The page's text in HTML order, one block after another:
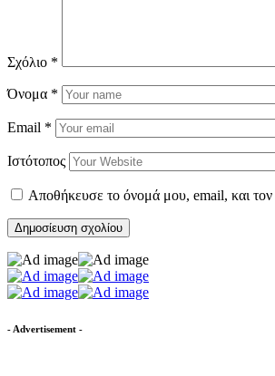
Σχόλιο *
Όνομα *
Email *
Ιστότοπος
Αποθήκευσε το όνομά μου, email, και
- Advertisement -